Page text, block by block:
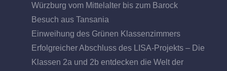
Würzburg vom Mittelalter bis zum Barock
Besuch aus Tansania
Einweihung des Grünen Klassenzimmers
Erfolgreicher Abschluss des LISA-Projekts – Die
Klassen 2a und 2b entdecken die Welt der